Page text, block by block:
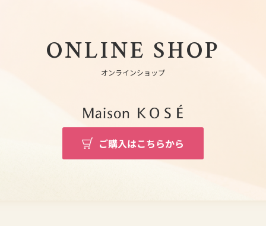
ONLINE SHOP
オンラインショップ
ご購入はこちらから